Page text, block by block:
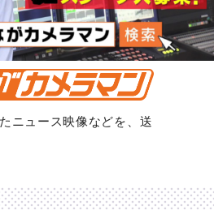
ニュース映像などを、送